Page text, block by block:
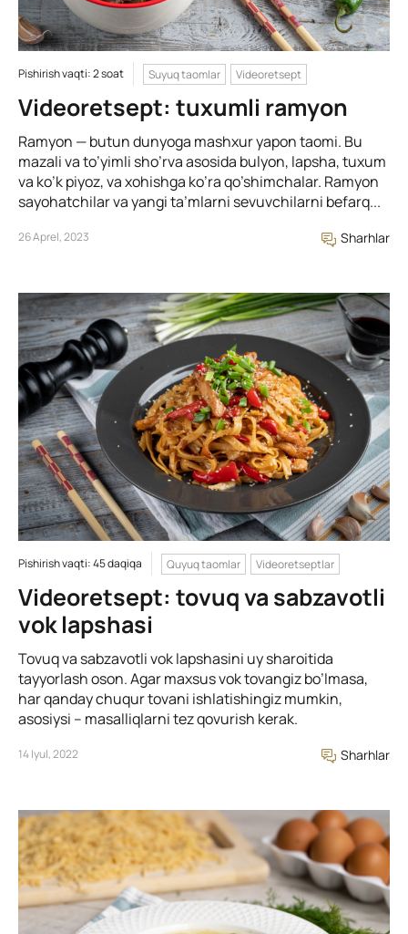
Pishirish vaqti: 2 soat Suyuq taomlar Videoretsept
Videoretsept: tuxumli ramyon
Ramyon — butun dunyoga mashxur yapon taomi. Bu
mazali va to’yimli sho’rva asosida bulyon, lapsha, tuxum
va ko’k piyoz, va xohishga ko’ra qo’shimchalar. Ramyon
sayohatchilar va yangi ta’mlarni sevuvchilarni befarq...
26 Aprel, 2023 Sharhlar
Pishirish vaqti: 45 daqiqa Quyuq taomlar Videoretseptlar
Videoretsept: tovuq va sabzavotli
vok lapshasi
Tovuq va sabzavotli vok lapshasini uy sharoitida
tayyorlash oson. Agar maxsus vok tovangiz bo’lmasa,
har qanday chuqur tovani ishlatishingiz mumkin,
asosiysi – masalliqlarni tez qovurish kerak.
14 Iyul, 2022 Sharhlar